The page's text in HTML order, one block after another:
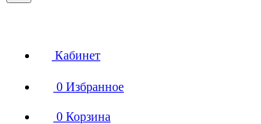
Кабинет
0 Избранное
0 Корзина